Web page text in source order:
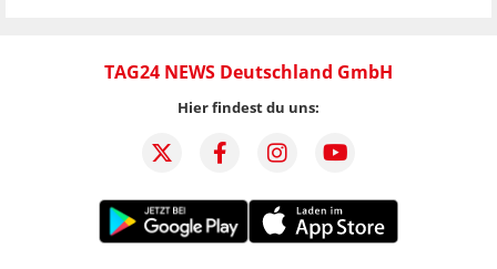
TAG24 NEWS Deutschland GmbH
Hier findest du uns: